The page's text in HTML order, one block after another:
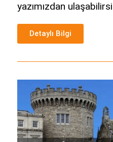
yazımızdan
Detaylı Bilgi